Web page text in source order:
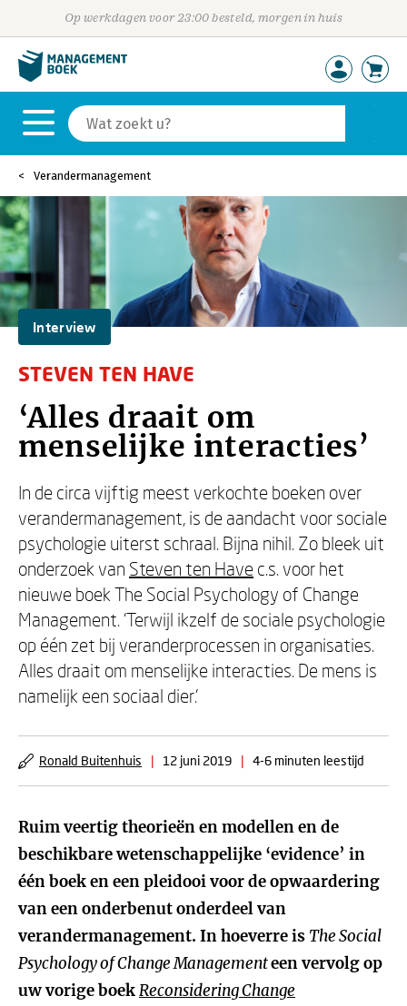
Op werkdagen voor 23:00 besteld, morgen in huis
Verandermanagement
Interview
STEVEN TEN HAVE
‘Alles draait om
menselijke interacties’
In de circa vijftig meest verkochte boeken over
verandermanagement, is de aandacht voor sociale
psychologie uiterst schraal. Bijna nihil. Zo bleek uit
onderzoek van Steven ten Have c.s. voor het
nieuwe boek The Social Psychology of Change
Management. ‘Terwijl ikzelf de sociale psychologie
op één zet bij veranderprocessen in organisaties.
Alles draait om menselijke interacties. De mens is
namelijk een sociaal dier.’
Ronald Buitenhuis | 12 juni 2019 | 4-6 minuten leestijd
Ruim veertig theorieën en modellen en de
beschikbare wetenschappelijke ‘evidence’ in
één boek en een pleidooi voor de opwaardering
van een onderbenut onderdeel van
verandermanagement. In hoeverre is The Social
Psychology of Change Managementeen vervolg op
uw vorige boekReconsidering Change